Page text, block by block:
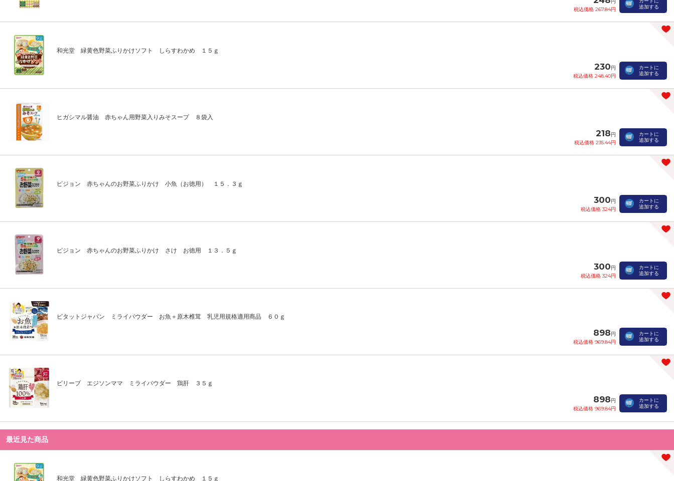
税込価格 267.84円
追加する
和光堂 緑黄色野菜ふりかけソフト しらすわかめ １５ｇ
230円
税込価格 248.40円
カートに
追加する
ヒガシマル醤油 赤ちゃん用野菜入りみそスープ ８袋入
218円
税込価格 235.44円
カートに
追加する
ピジョン 赤ちゃんのお野菜ふりかけ 小魚（お徳用） １５．３ｇ
300円
税込価格 324円
カートに
追加する
ピジョン 赤ちゃんのお野菜ふりかけ さけ お徳用 １３．５ｇ
300円
税込価格 324円
カートに
追加する
ビタットジャパン ミライパウダー お魚＋原木椎茸 乳児用規格適用商品 ６０ｇ
898円
税込価格 969.84円
カートに
追加する
ビリーブ エジソンママ ミライパウダー 鶏肝 ３５ｇ
898円
税込価格 969.84円
カートに
追加する
最近見た商品
和光堂 緑黄色野菜ふりかけソフト しらすわかめ １５ｇ